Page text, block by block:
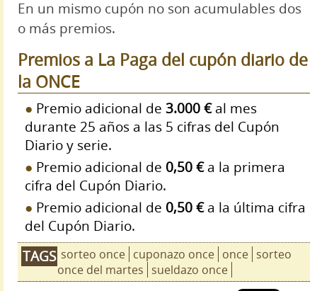
En un mismo cupón no son acumulables dos
o más premios.
Premios a La Paga del cupón diario de
la ONCE
Premio adicional de 3.000 €al mes
durante 25 años a las 5 cifras del Cupón
Diario y serie.
Premio adicional de 0,50 €a la primera
cifra del Cupón Diario.
Premio adicional de 0,50 €a la última cifra
del Cupón Diario.
TAGS sorteo once cuponazo once once sorteo
once del martes sueldazo once